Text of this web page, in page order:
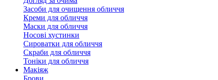
Засоби для очищення обличчя
Креми для обличчя
Маски для обличчя
Носові хустинки
Сироватки для обличчя
Скраби для обличчя
Тоніки для обличчя
Макіяж
Брови